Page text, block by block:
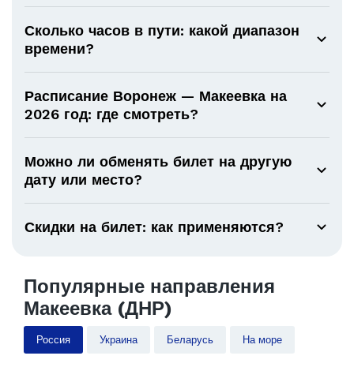
Сколько часов в пути: какой диапазон
времени?
Расписание Воронеж — Макеевка на
2026 год: где смотреть?
Можно ли обменять билет на другую
дату или место?
Скидки на билет: как применяются?
Популярные направления
Макеевка (ДНР)
Россия Украина Беларусь На море